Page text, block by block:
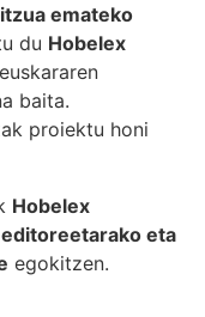
emateko
du Hobelex
baita.
proiektu honi
Hobelex
eta
egokitzen.